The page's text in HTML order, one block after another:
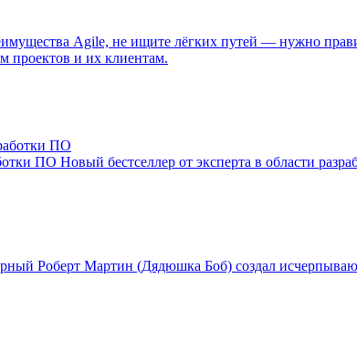
Agile, не ищите лёгких путей — нужно
проектов и их клиентам.
ПО Новый бестселлер от эксперта в области
Роберт Мартин (Дядюшка Боб) создал